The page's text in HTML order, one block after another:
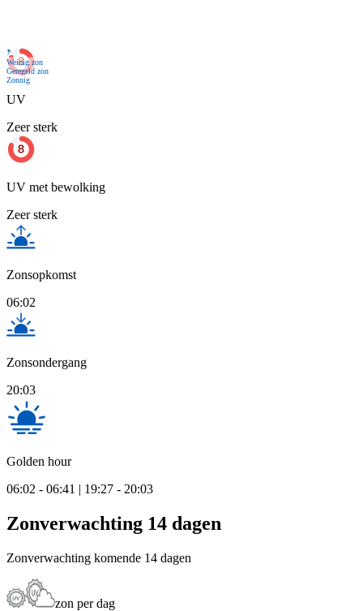
Nu
Weinig zon
Geregeld zon
Zonnig
UV
Zeer sterk
UV met bewolking
Zeer sterk
Zonsopkomst
06:02
Zonsondergang
20:03
Golden hour
06:02 - 06:41 | 19:27 - 20:03
Zonverwachting 14 dagen
Zonverwachting komende 14 dagen
zon per dag